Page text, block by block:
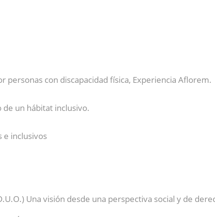
personas con discapacidad física, Experiencia Aflorem.
un hábitat inclusivo.
e inclusivos
Una visión desde una perspectiva social y de